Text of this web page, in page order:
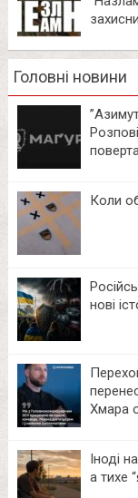
Головні новини
Коли
нові
Хмара
Іноді
а тихе